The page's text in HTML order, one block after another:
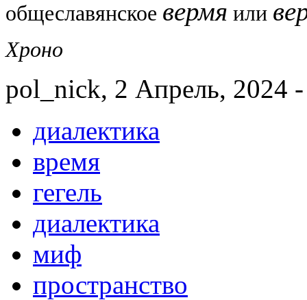
общеславянское вермя или
Хроно
pol_nick, 2 Апрель, 2024
диалектика
время
гегель
диалектика
миф
пространство